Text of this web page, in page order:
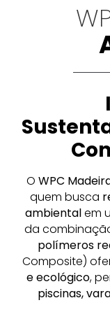
O WPC
quem busca
ambientalem
da
polímeros
Composite)
e ecológico,
piscinas,